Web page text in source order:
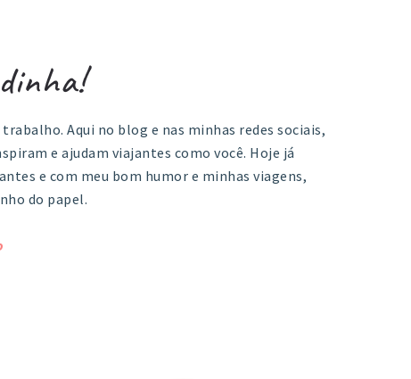
Aqui no blog e nas minhas redes sociais,
e ajudam viajantes como você. Hoje já
e com meu bom humor e minhas viagens,
do papel.